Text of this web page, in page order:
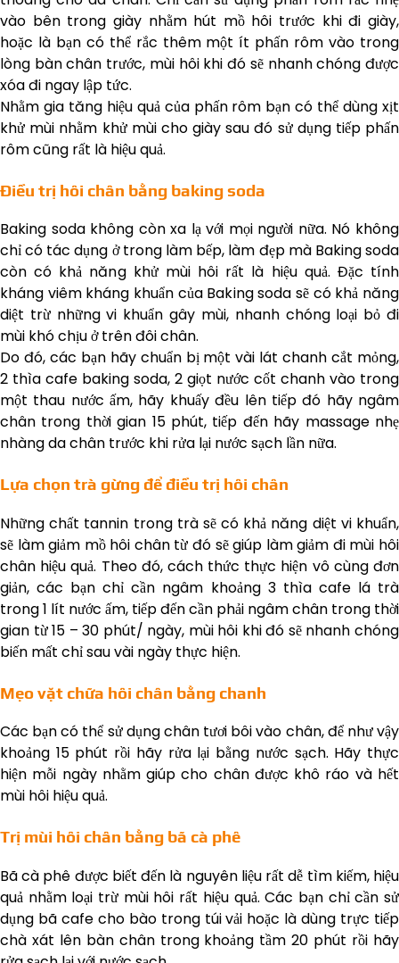
vào bên trong giày nhằm hút mồ hôi trước khi đi giày,
hoặc là bạn có thể rắc thêm một ít phấn rôm vào trong
lòng bàn chân trước, mùi hôi khi đó sẽ nhanh chóng được
xóa đi ngay lập tức.
Nhằm gia tăng hiệu quả của phấn rôm bạn có thể dùng xịt
khử mùi nhằm khử mùi cho giày sau đó sử dụng tiếp phấn
rôm cũng rất là hiệu quả.
Điều trị hôi chân bằng baking soda
Baking soda không còn xa lạ với mọi người nữa. Nó không
chỉ có tác dụng ở trong làm bếp, làm đẹp mà Baking soda
còn có khả năng khử mùi hôi rất là hiệu quả. Đặc tính
kháng viêm kháng khuẩn của Baking soda sẽ có khả năng
diệt trừ những vi khuẩn gây mùi, nhanh chóng loại bỏ đi
mùi khó chịu ở trên đôi chân.
Do đó, các bạn hãy chuẩn bị một vài lát chanh cắt mỏng,
2 thìa cafe baking soda, 2 giọt nước cốt chanh vào trong
một thau nước ấm, hãy khuấy đều lên tiếp đó hãy ngâm
chân trong thời gian 15 phút, tiếp đến hãy massage nhẹ
nhàng da chân trước khi rửa lại nước sạch lần nữa.
Lựa chọn trà gừng để điều trị hôi chân
Những chất tannin trong trà sẽ có khả năng diệt vi khuẩn,
sẽ làm giảm mồ hôi chân từ đó sẽ giúp làm giảm đi mùi hôi
chân hiệu quả. Theo đó, cách thức thực hiện vô cùng đơn
giản, các bạn chỉ cần ngâm khoảng 3 thìa cafe lá trà
trong 1 lít nước ấm, tiếp đến cần phải ngâm chân trong thời
gian từ 15 – 30 phút/ ngày, mùi hôi khi đó sẽ nhanh chóng
biến mất chỉ sau vài ngày thực hiện.
Mẹo vặt chữa hôi chân bằng chanh
Các bạn có thể sử dụng chân tươi bôi vào chân, để như vậy
khoảng 15 phút rồi hãy rửa lại bằng nước sạch. Hãy thực
hiện mỗi ngày nhằm giúp cho chân được khô ráo và hết
mùi hôi hiệu quả.
Trị mùi hôi chân bằng bã cà phê
Bã cà phê được biết đến là nguyên liệu rất dễ tìm kiếm, hiệu
quả nhằm loại trừ mùi hôi rất hiệu quả. Các bạn chỉ cần sử
dụng bã cafe cho bào trong túi vải hoặc là dùng trực tiếp
chà xát lên bàn chân trong khoảng tầm 20 phút rồi hãy